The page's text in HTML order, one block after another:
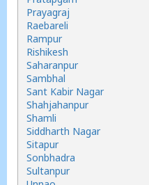
Prayagraj
Raebareli
Rampur
Rishikesh
Saharanpur
Sambhal
Sant Kabir Nagar
Shahjahanpur
Shamli
Siddharth Nagar
Sitapur
Sonbhadra
Sultanpur